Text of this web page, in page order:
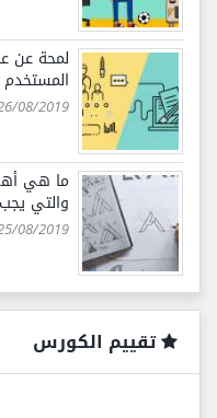
المستخدم UI
08/2019
والتي
08/2019
تقييم الكورس